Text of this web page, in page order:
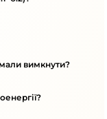
вимкнути?